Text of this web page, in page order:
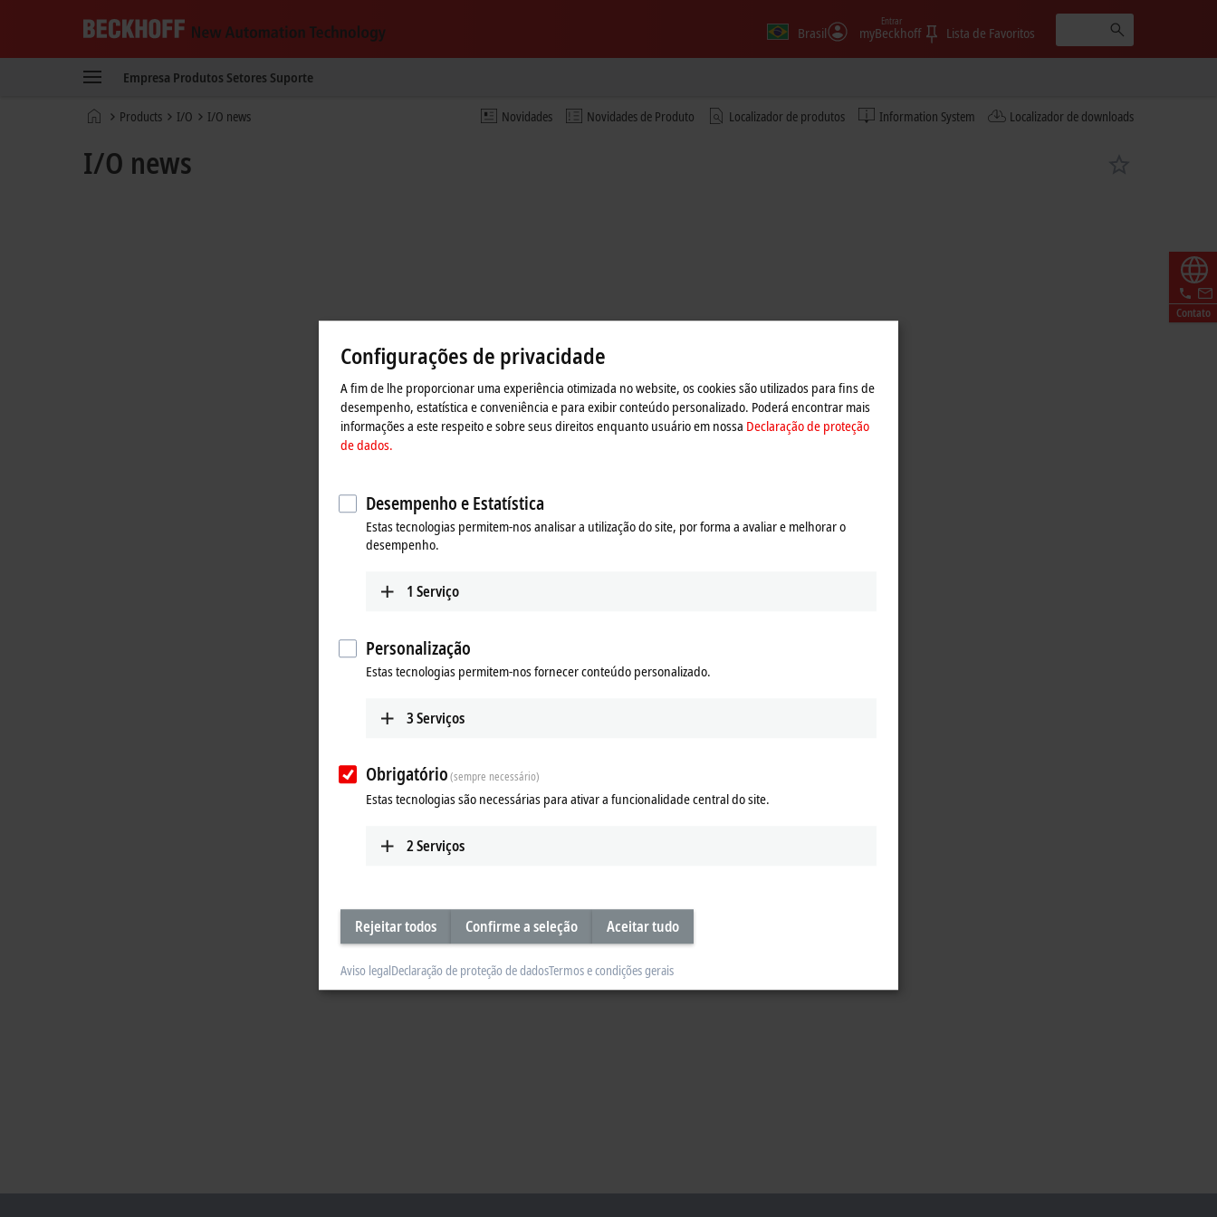
New
Technology
Brasil myBeckhoff
Entrar
Lista de Favoritos
Empresa Produtos Setores Suporte
Novidades Novidades de Produto Localizador de produtos Information System Localizador de downloads
Página Products I/O I/O news
Contato
I/O news
Configurações de privacidade
A fim de lhe proporcionar uma experiência otimizada no website, os cookies são utilizados para fins de
desempenho, estatística e conveniência e para exibir conteúdo personalizado. Poderá encontrar mais
informações a este respeito e sobre seus direitos enquanto usuário em nossa Declaração de proteção
de dados.
Desempenho e Estatística
Estas tecnologias permitem-nos analisar a utilização do site, por forma a avaliar e melhorar o
desempenho.
1 Serviço
Personalização
Estas tecnologias permitem-nos fornecer conteúdo personalizado.
3Serviços
Obrigatório(sempre necessário)
Estas tecnologias são necessárias para ativar a funcionalidade central do site.
2Serviços
Rejeitar todos Confirme a seleção Aceitar tudo
Aviso legalDeclaração de proteção de dadosTermos e condições gerais